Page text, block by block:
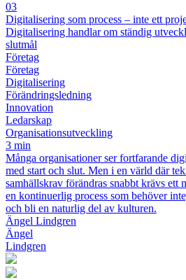
03
Digitalisering som process – inte ett
Digitalisering handlar om ständig
slutmål
Företag
Företag
Digitalisering
Förändringsledning
Innovation
Ledarskap
Organisationsutveckling
3 min
Många organisationer ser fortfarande
med start och slut. Men i en värld där
samhällskrav förändras snabbt krävs ett
en kontinuerlig process som behöver
och bli en naturlig del av kulturen.
Ängel Lindgren
Ängel
Lindgren